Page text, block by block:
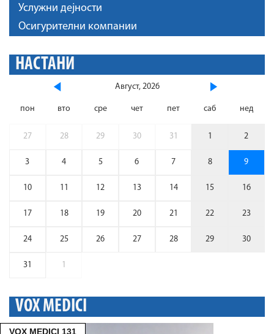
Услужни дејности
Осигурителни компании
НАСТАНИ
Август, 2026
пон вто сре чет пет саб нед
27 28 29 30 31 1 2
3 4 5 6 7 8 9
10 11 12 13 14 15 16
17 18 19 20 21 22 23
24 25 26 27 28 29 30
31 1
VOX MEDICI
VOX MEDICI 131